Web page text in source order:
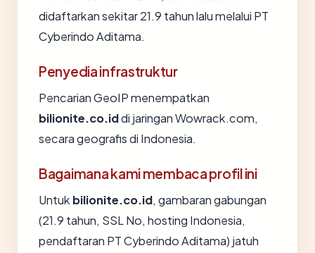
didaftarkan sekitar 21.9 tahun lalu melalui PT
Cyberindo Aditama.
Penyedia infrastruktur
Pencarian GeoIP menempatkan
bilionite.co.iddi jaringan Wowrack.com,
secara geografis di Indonesia.
Bagaimana kami membaca profil ini
Untuk bilionite.co.id, gambaran gabungan
(21.9 tahun, SSL No, hosting Indonesia,
pendaftaran PT Cyberindo Aditama) jatuh